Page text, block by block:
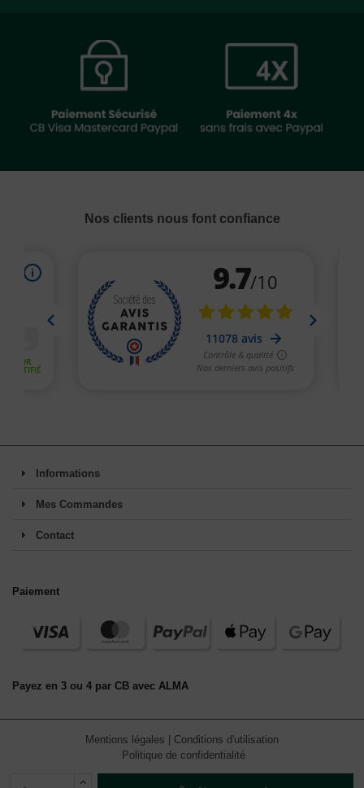
Nos clients nous font confiance
Informations
Mes Commandes
Contact
Paiement
Payez en 3 ou 4 par CB avec ALMA
Mentions légales
Conditions d'utilisation
Politique de confidentialité